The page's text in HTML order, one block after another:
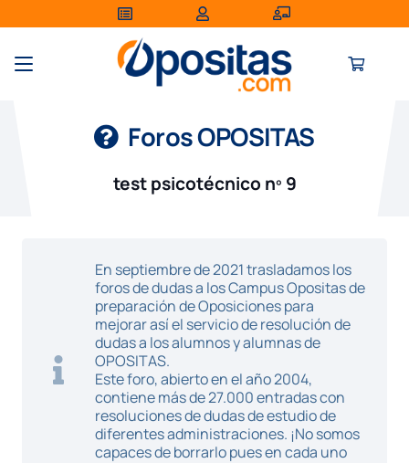
Foros OPOSITAS
test psicotécnico nº 9
En septiembre de 2021 trasladamos los
foros de dudas a los Campus Opositas de
preparación de Oposiciones para
mejorar así el servicio de resolución de
dudas a los alumnos y alumnas de
OPOSITAS.
Este foro, abierto en el año 2004,
contiene más de 27.000 entradas con
resoluciones de dudas de estudio de
diferentes administraciones. ¡No somos
capaces de borrarlo pues en cada uno